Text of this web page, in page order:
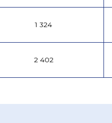
1 324
2 402